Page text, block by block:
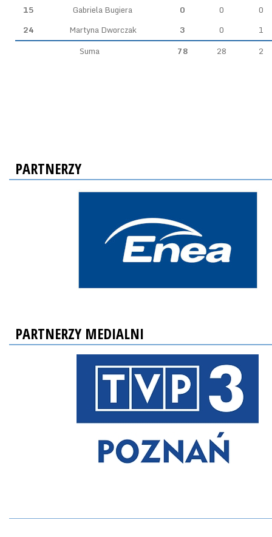
15
Gabriela Bugiera 0 0
0
24
Martyna Dworczak 3 0
1
Suma
78 28 2
PARTNERZY
PARTNERZY MEDIALNI